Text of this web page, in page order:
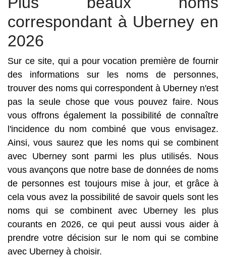
correspondant à Uberney en
2026
Sur ce site, qui a pour vocation première de fournir
des informations sur les noms de personnes,
trouver des noms qui correspondent à Uberney n'est
pas la seule chose que vous pouvez faire. Nous
vous offrons également la possibilité de connaître
l'incidence du nom combiné que vous envisagez.
Ainsi, vous saurez que les noms qui se combinent
avec Uberney sont parmi les plus utilisés. Nous
vous avançons que notre base de données de noms
de personnes est toujours mise à jour, et grâce à
cela vous avez la possibilité de savoir quels sont les
noms qui se combinent avec Uberney les plus
courants en 2026, ce qui peut aussi vous aider à
prendre votre décision sur le nom qui se combine
avec Uberney à choisir.